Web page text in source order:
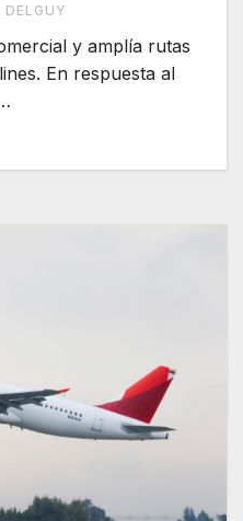
DELGUY
y amplía rutas
En respuesta al